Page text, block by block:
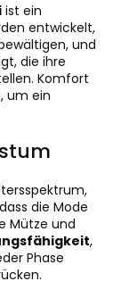
ist ein
entwickelt,
und
die ihre
Komfort
um ein
die Mode
Mütze und
,
Phase